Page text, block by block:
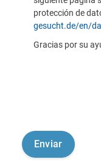
protección de
gesucht.de/en/
Gracias por su